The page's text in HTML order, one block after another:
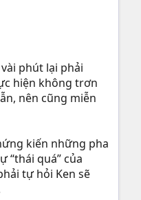
phút lại phải
hiện không trơn
nên cũng miễn
kiến những pha
“thái quá” của
tự hỏi Ken sẽ